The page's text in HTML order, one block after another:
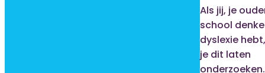
Als jij, je
school
dyslexie
je dit laten